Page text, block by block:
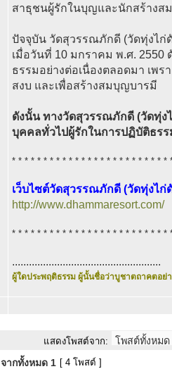
สาธุชนผู้รักในบุญและนักสร้างส
ปัจจุบัน วัดสุวรรณภักดี (วัดทุ่งไก่
เมื่อวันที่ 10 มกราคม พ.ศ.
ธรรมอย่างต่อเนื่องตลอดมา เพ
สงบ และเพื่อสร้างสมบุญบารมี
ดังนั้น ทางวัดสุวรรณภักดี (วัดทุ่ง
บุคคลทั่วไปผู้รักในการปฏิบัติธร
* * * * * * * * * * * * * * * * * * * * * * * * *
เว็บไซต์วัดสุวรรณภักดี (วัดทุ่งไก่
http://www.dhammaresort.com/
* * * * * * * * * * * * * * * * * * * * * * * * *
.....................................................
ผู้ใดประพฤติธรรม ผู้นั้นชื่อว่าบูชาตถาคตอย่า
แสดงโพสต์จาก:
จากทั้งหมด 1 [ 4 โพสต์ ]